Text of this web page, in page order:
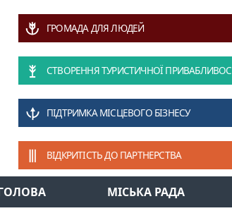
ГРОМАДА ДЛЯ ЛЮДЕЙ
СТВОРЕННЯ ТУРИСТИЧНОЇ
ПІДТРИМКА МІСЦЕВОГО БІЗНЕСУ
ВІДКРИТІСТЬ ДО ПАРТНЕРСТВА
МІСЬКА РАДА